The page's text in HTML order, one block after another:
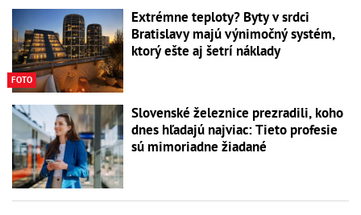
FOTO
Extrémne teploty? Byty v srdci
Bratislavy majú výnimočný systém,
ktorý ešte aj šetrí náklady
Slovenské železnice prezradili, koho
dnes hľadajú najviac: Tieto profesie
sú mimoriadne žiadané